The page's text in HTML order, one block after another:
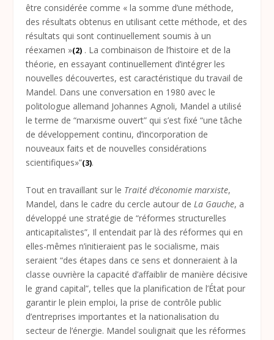
être considérée comme « la somme d’une méthode,
des résultats obtenus en utilisant cette méthode, et des
résultats qui sont continuellement soumis à un
réexamen »(2) . La combinaison de l’histoire et de la
théorie, en essayant continuellement d’intégrer les
nouvelles découvertes, est caractéristique du travail de
Mandel. Dans une conversation en 1980 avec le
politologue allemand Johannes Agnoli, Mandel a utilisé
le terme de “marxisme ouvert” qui s’est fixé “une tâche
de développement continu, d’incorporation de
nouveaux faits et de nouvelles considérations
scientifiques»”(3).
Tout en travaillant sur le Traité d’économie marxiste,
Mandel, dans le cadre du cercle autour deLa Gauche, a
développé une stratégie de “réformes structurelles
anticapitalistes”, Il entendait par là des réformes qui en
elles-mêmes n’initieraient pas le socialisme, mais
seraient “des étapes dans ce sens et donneraient à la
classe ouvrière la capacité d’affaiblir de manière décisive
le grand capital”, telles que la planification de l’État pour
garantir le plein emploi, la prise de contrôle public
d’entreprises importantes et la nationalisation du
secteur de l’énergie. Mandel soulignait que les réformes